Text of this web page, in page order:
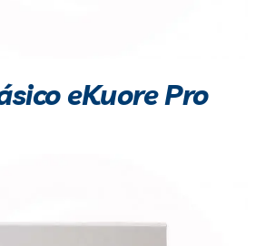
eKuore Pro